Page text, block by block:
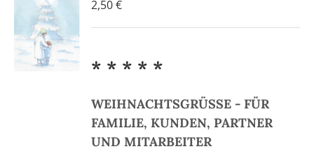
2,50€
* * * * *
WEIHNACHTSGRÜSSE - FÜR
FAMILIE, KUNDEN, PARTNER
UND MITARBEITER